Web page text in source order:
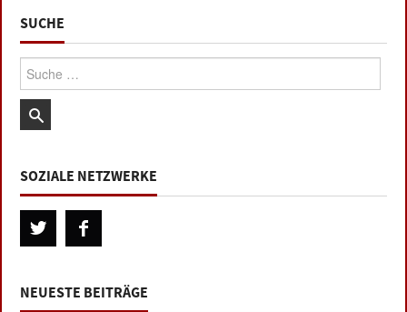
SUCHE
Suche:
SOZIALE NETZWERKE
NEUESTE BEITRÄGE